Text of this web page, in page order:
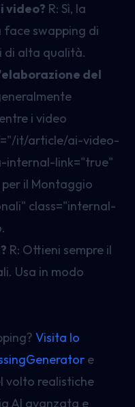
video? R: Sì, la
swapping di
di alta qualità.
del
i video
it/article/ai-video-
link="true"
il Montaggio
class="internal-
R: Ottieni sempre il
Usa in modo
Visita lo
e
volto realistiche
AI avanzata e